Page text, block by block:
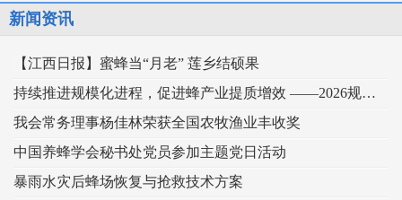
新闻资讯
【江西日报】蜜蜂当“月老” 莲乡结硕果
持续推进规模化进程，促进蜂产业提质增效 ——2026规模化蜂业交流观摩会在新疆举行
我会常务理事杨佳林荣获全国农牧渔业丰收奖
中国养蜂学会秘书处党员参加主题党日活动
暴雨水灾后蜂场恢复与抢救技术方案